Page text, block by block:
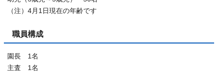
（注）4月1日現在の年齢です
職員構成
園長 1名
主査 1名